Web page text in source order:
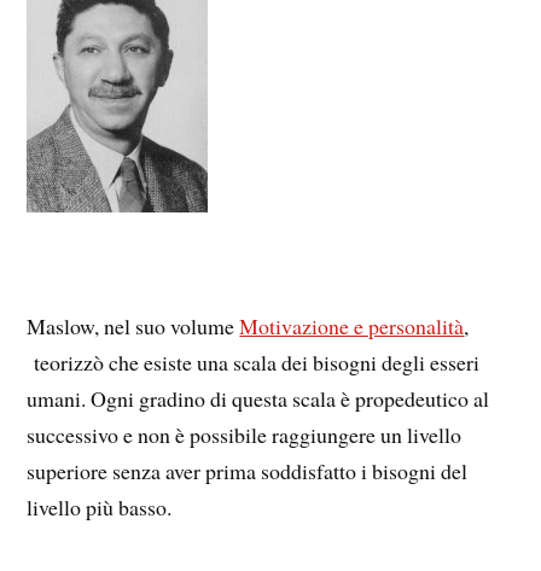
Maslow, nel suo volumeMotivazione e personalità,
teorizzò che esiste una scala dei bisogni degli esseri
umani. Ogni gradino di questa scala è propedeutico al
successivo e non è possibile raggiungere un livello
superiore senza aver prima soddisfatto i bisogni del
livello più basso.